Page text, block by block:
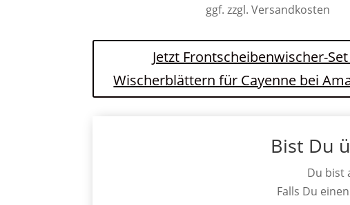
ggf. zzgl. Versandkosten
Jetzt Frontscheibenwischer-
Wischerblättern für Cayenne bei
Bist Du
Du bist
Falls Du